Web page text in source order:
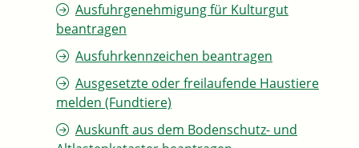
Ausfuhrgenehmigung für Kulturgut
beantragen
Ausfuhrkennzeichen beantragen
Ausgesetzte oder freilaufende Haustiere
melden (Fundtiere)
Auskunft aus dem Bodenschutz- und